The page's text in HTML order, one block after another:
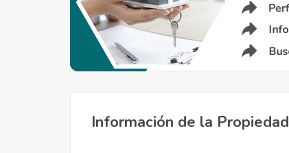
Información de la Propiedad